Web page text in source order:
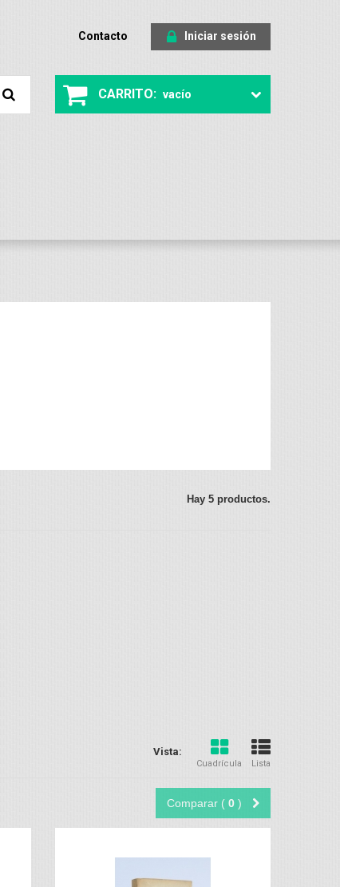
Iniciar sesión
Contacto
CARRITO: vacío
Hay 5 productos.
Vista:
Cuadrícula Lista
Comparar ( 0 )